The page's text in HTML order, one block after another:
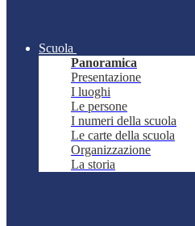
Scuola
Panoramica
Presentazione
I luoghi
Le persone
I numeri della scuola
Le carte della scuola
Organizzazione
La storia